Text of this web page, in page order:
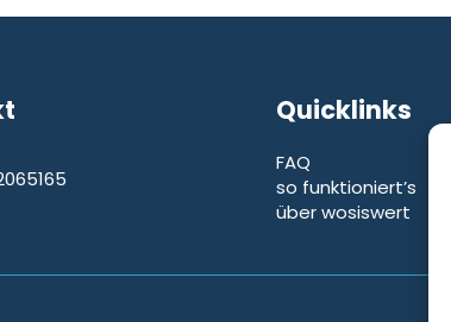
Quicklinks
FAQ
so funktioniert’s
über wosiswert